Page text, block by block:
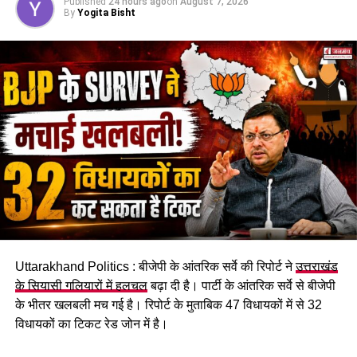
पढ़े धामी कैबिनेट के प्रमुख फैसले
नैनीताल हाईकोर्ट के लिए हल्द्वानी गौलापार में 30 हेक्टेयर जमीन
देने का फैसला।
राज्य क्रीड़ा विश्वविद्यालय हल्द्वानी के लिए 122 पदों के सृजन को
By Yogita Bisht
Uttarakhand Politics : बीजेपी के आंतरिक सर्वे की रिपोर्ट नेउत्तराखंड
के सियासी गलियारों में हलचलबढ़ा दी है। पार्टी के आंतरिक सर्वे से बीजेपी
के भीतर खलबली मच गई है। रिपोर्ट के मुताबिक 47 विधायकों में से 32
विधायकों का टिकट रेड जोन में है।